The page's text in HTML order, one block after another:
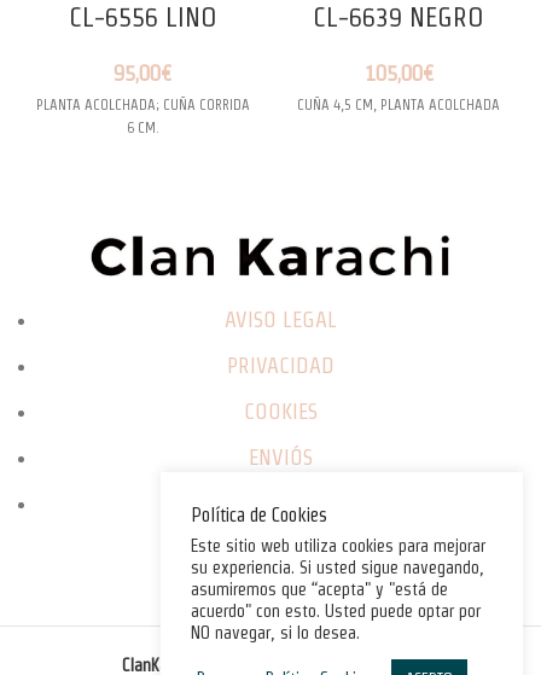
CL-6556 LINO
95,00€
PLANTA ACOLCHADA; CUÑA CORRIDA
6 CM.
CL-6639 NEGRO
105,00€
CUÑA 4,5 CM, PLANTA ACOLCHADA
AVISO LEGAL
PRIVACIDAD
COOKIES
ENVIÓS
CAMBIOS / DEVOLUCIONES
ClanKarachi.com . All rights reserved.©
Política de Cookies
Este sitio web utiliza cookies para mejorar
su experiencia. Si usted sigue navegando,
asumiremos que “acepta" y "está de
acuerdo" con esto. Usted puede optar por
NO navegar, si lo desea.